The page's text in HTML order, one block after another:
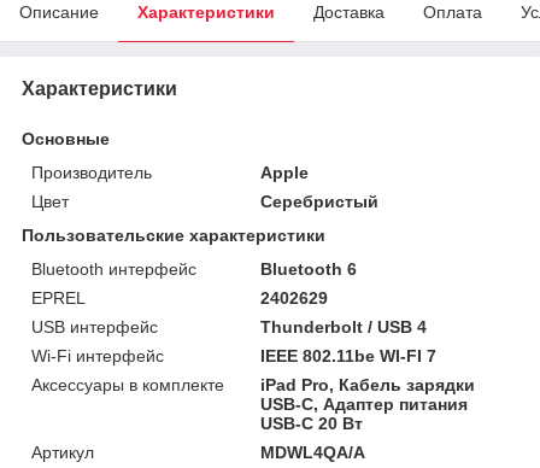
Описание Характеристики Доставка Оплата
Характеристики
Основные
Производитель
Apple
Цвет
Серебристый
Пользовательские характеристики
Bluetooth интерфейс
Bluetooth 6
EPREL
2402629
USB интерфейс
Thunderbolt / USB 4
Wi-Fi интерфейс
IEEE 802.11be WI-FI 7
Аксессуары в комплекте
iPad Pro, Кабель зарядки
USB-C, Адаптер питания
USB-C 20 Вт
Артикул
MDWL4QA/A